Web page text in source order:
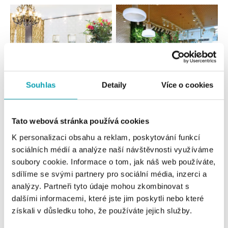
Souhlas Detaily Více o cookies
Tato webová stránka používá cookies
K personalizaci obsahu a reklam, poskytování funkcí
sociálních médií a analýze naší návštěvnosti využíváme
soubory cookie. Informace o tom, jak náš web používáte,
sdílíme se svými partnery pro sociální média, inzerci a
analýzy. Partneři tyto údaje mohou zkombinovat s
dalšími informacemi, které jste jim poskytli nebo které
získali v důsledku toho, že používáte jejich služby.
Česko Slovensko
ALO diamonds Hilton, Košice
Hlavná 123/1, 040 01 Košice
tel.: +421 911 854 322, +421 917 869 485
dnes otvorené do 19:00
ALOve OC Aupark, Bratislava
Einsteinova 3541/18, 851 01 Bratislava